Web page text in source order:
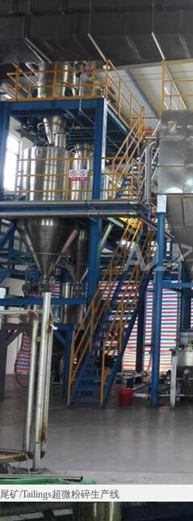
尾矿/Tailings超微粉碎生产线